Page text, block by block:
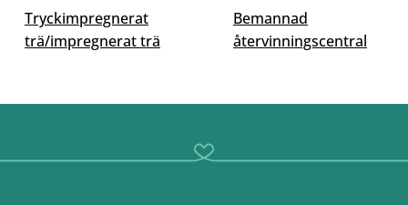
Tryckimpregnerat
trä/impregnerat trä
Bemannad
återvinningscentral